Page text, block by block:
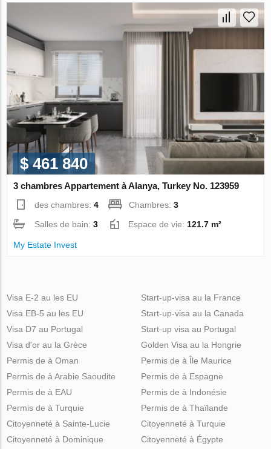
$ 461 840
3 chambres Appartement à Alanya, Turkey No. 123959
des chambres:4 Chambres:3
Salles de bain:3 Espace de vie: 121.7 m²
My Estate Invest
Visa E-2 au les EU
Visa EB-5 au les EU
Visa D7 au Portugal
Visa d'or au la Grèce
Start-up-visa au la France
Start-up-visa au la Canada
Start-up visa au Portugal
Golden Visa au la Hongrie
Permis de à Oman
Permis de à Arabie Saoudite
Permis de à EAU
Permis de à Turquie
Permis de à Île Maurice
Permis de à Espagne
Permis de à Indonésie
Permis de à Thaïlande
Citoyenneté à Sainte-Lucie
Citoyenneté à Dominique
Citoyenneté à Turquie
Citoyenneté à Égypte